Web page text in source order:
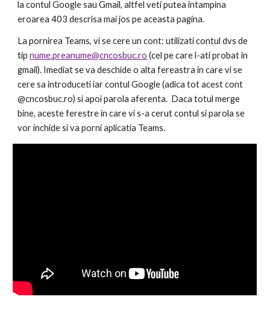
la contul Google sau Gmail, altfel veti putea intampina
eroarea 403 descrisa mai jos pe aceasta pagina.
La pornirea Teams, vi se cere un cont: utilizati contul dvs de
tip nume.preanume@cncosbuc.ro (cel pe care l-ati probat in
gmail). Imediat se va deschide o alta fereastra in care vi se
cere sa introduceti iar contul Google (adica tot acest cont
@cncosbuc.ro) si apoi parola aferenta.  Daca totul merge
bine, aceste ferestre in care vi s-a cerut contul si parola se
vor inchide si va porni aplicatia Teams.